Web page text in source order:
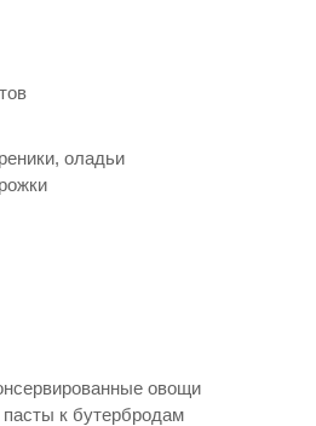
оладьи
овощи
к бутербродам